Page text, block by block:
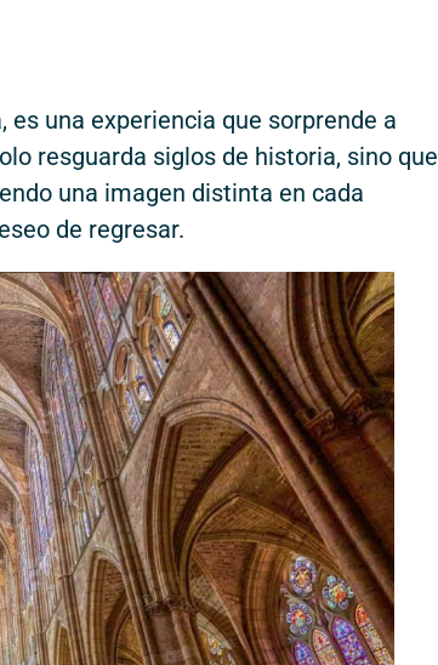
es una experiencia que sorprende a
resguarda siglos de historia, sino que
una imagen distinta en cada
de regresar.